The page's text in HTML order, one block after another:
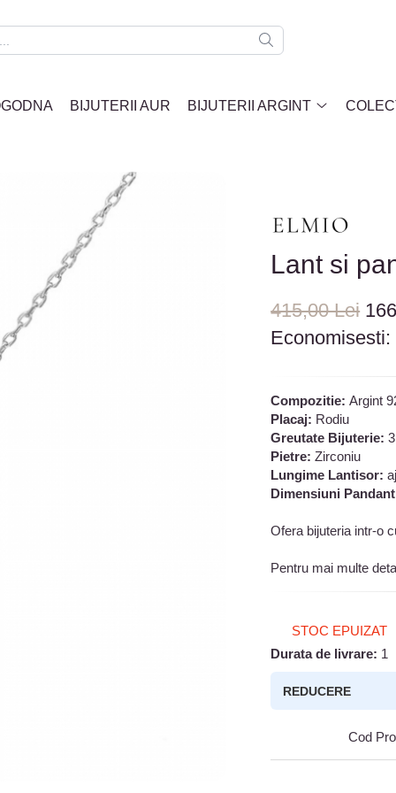
BIJUTERII AUR BIJUTERII ARGINT
Lant si
415,00 Lei
Economisesti:
Compozitie:Argint
Placaj: Rodiu
Greutate Bijuterie:
Pietre:Zirconiu
Lungime Lantisor:
Dimensiuni
Ofera bijuteria intr-o
Pentru mai multe
STOC EPUIZAT
Durata de livrare: 1
REDUCERE
Cod